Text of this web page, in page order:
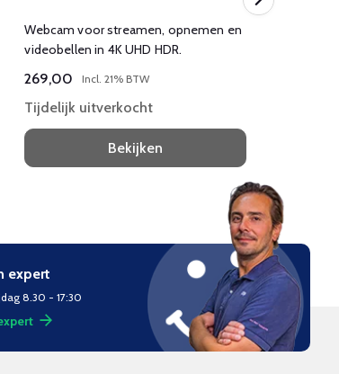
Webcam voor streamen, opnemen en
videobellen in 4K UHD HDR.
269,00 Incl. 21% BTW
Tijdelijk uitverkocht
Bekijken
expert
8.30 - 17:30